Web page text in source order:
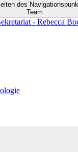
des
Team
- Rebecca